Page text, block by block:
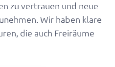
zu vertrauen und neue
Wir haben klare
die auch Freiräume